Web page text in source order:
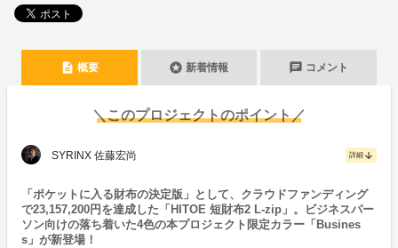
description 概要 stars 新着情報 chat コメント
＼このプロジェクトのポイント／
SYRINX 佐藤宏尚 詳細 arrow_downward
「ポケットに入る財布の決定版」として、クラウドファンディング
で23,157,200円を達成した「HITOE 短財布2 L-zip」。ビジネスパー
ソン向けの落ち着いた4色の本プロジェクト限定カラー「Busines
s」が新登場！